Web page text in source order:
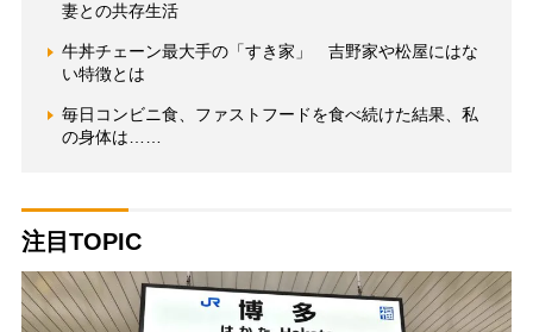
妻との共存生活
牛丼チェーン最大手の「すき家」 吉野家や松屋にはな
い特徴とは
毎日コンビニ食、ファストフードを食べ続けた結果、私
の身体は……
注目TOPIC